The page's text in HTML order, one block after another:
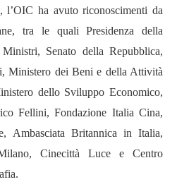
l’OIC ha avuto riconoscimenti da
tra le quali Presidenza della
Senato della Repubblica,
Ministero dei Beni e della Attività
dello Sviluppo Economico,
Fellini, Fondazione Italia Cina,
Ambasciata Britannica in Italia,
Cinecittà Luce e Centro